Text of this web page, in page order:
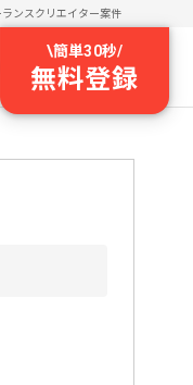
ランスクリエイター案件
\簡単30秒/
無料登録